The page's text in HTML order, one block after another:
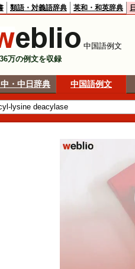
類語・対義語辞典 英和・和英辞典
中国語例文
万の例文を収録
中・中日辞典 中国語例文